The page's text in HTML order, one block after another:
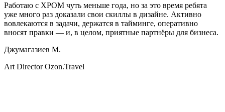
Работаю с ХРОМ чуть меньше года, но за это время ребята
уже много раз доказали свои скиллы в дизайне. Активно
вовлекаются в задачи, держатся в тайминге, оперативно
вносят правки — и, в целом, приятные партнёры для бизнеса.
Джумагазиев М.
Art Director Ozon.Travel